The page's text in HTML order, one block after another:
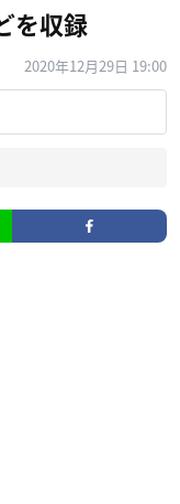
を収録
2020年12月29日 19:00